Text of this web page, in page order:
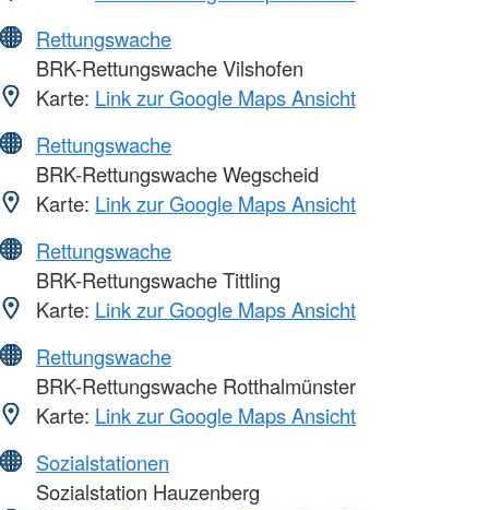
Rettungswache
BRK-Rettungswache Vilshofen
Karte: Link zur Google Maps Ansicht
Rettungswache
BRK-Rettungswache Wegscheid
Karte: Link zur Google Maps Ansicht
Rettungswache
BRK-Rettungswache Tittling
Karte: Link zur Google Maps Ansicht
Rettungswache
BRK-Rettungswache Rotthalmünster
Karte: Link zur Google Maps Ansicht
Sozialstationen
Sozialstation Hauzenberg